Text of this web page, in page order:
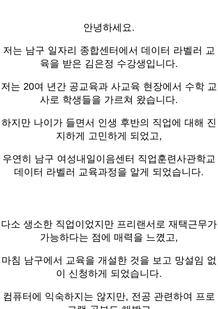
안녕하세요.
저는 남구 일자리 종합센터에서 데이터 라벨러 교
육을 받은 김은정 수강생입니다.
저는 20여 년간 공교육과 사교육 현장에서 수학 교
사로 학생들을 가르쳐 왔습니다.
하지만 나이가 들면서 인생 후반의 직업에 대해 진
지하게 고민하게 되었고,
우연히 남구 여성내일이음센터 직업훈련사관학교
데이터 라벨러 교육과정을 알게 되었습니다.
다소 생소한 직업이었지만 프리랜서로 재택근무가
가능하다는 점에 매력을 느꼈고,
마침 남구에서 교육을 개설한 것을 보고 망설임 없
이 신청하게 되었습니다.
컴퓨터에 익숙하지는 않지만, 전공 관련하여 프로